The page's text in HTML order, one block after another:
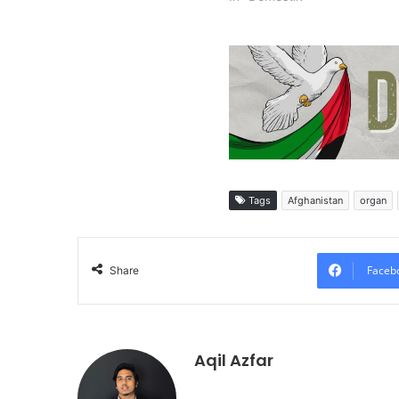
Tags Afghanistan organ
Share
Aqil Azfar